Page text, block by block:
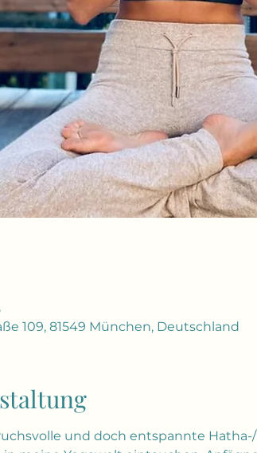
109, 81549 München, Deutschland
und doch entspannte